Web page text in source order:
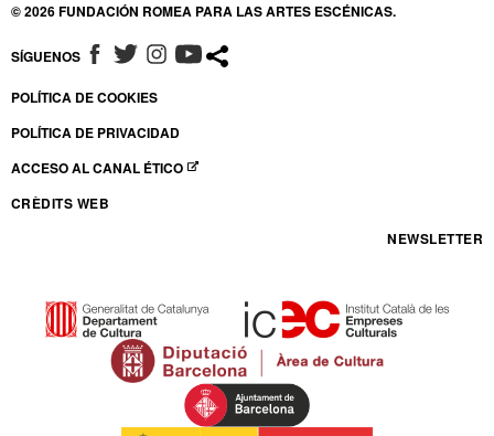
© 2026 FUNDACIÓN ROMEA PARA LAS ARTES ESCÉNICAS.
SÍGUENOS ABRE EN NUEVA VENTANA
ABRE EN NUEVA VENTANA
ABRE EN NUEVA VENTANA
ABRE EN NUEVA VENTANA
POLÍTICA DE COOKIES
POLÍTICA DE PRIVACIDAD
ACCESO AL CANAL ÉTICO
ABRE EN NUEVA VENTANA
CRÈDITS WEB
NEWSLETTER